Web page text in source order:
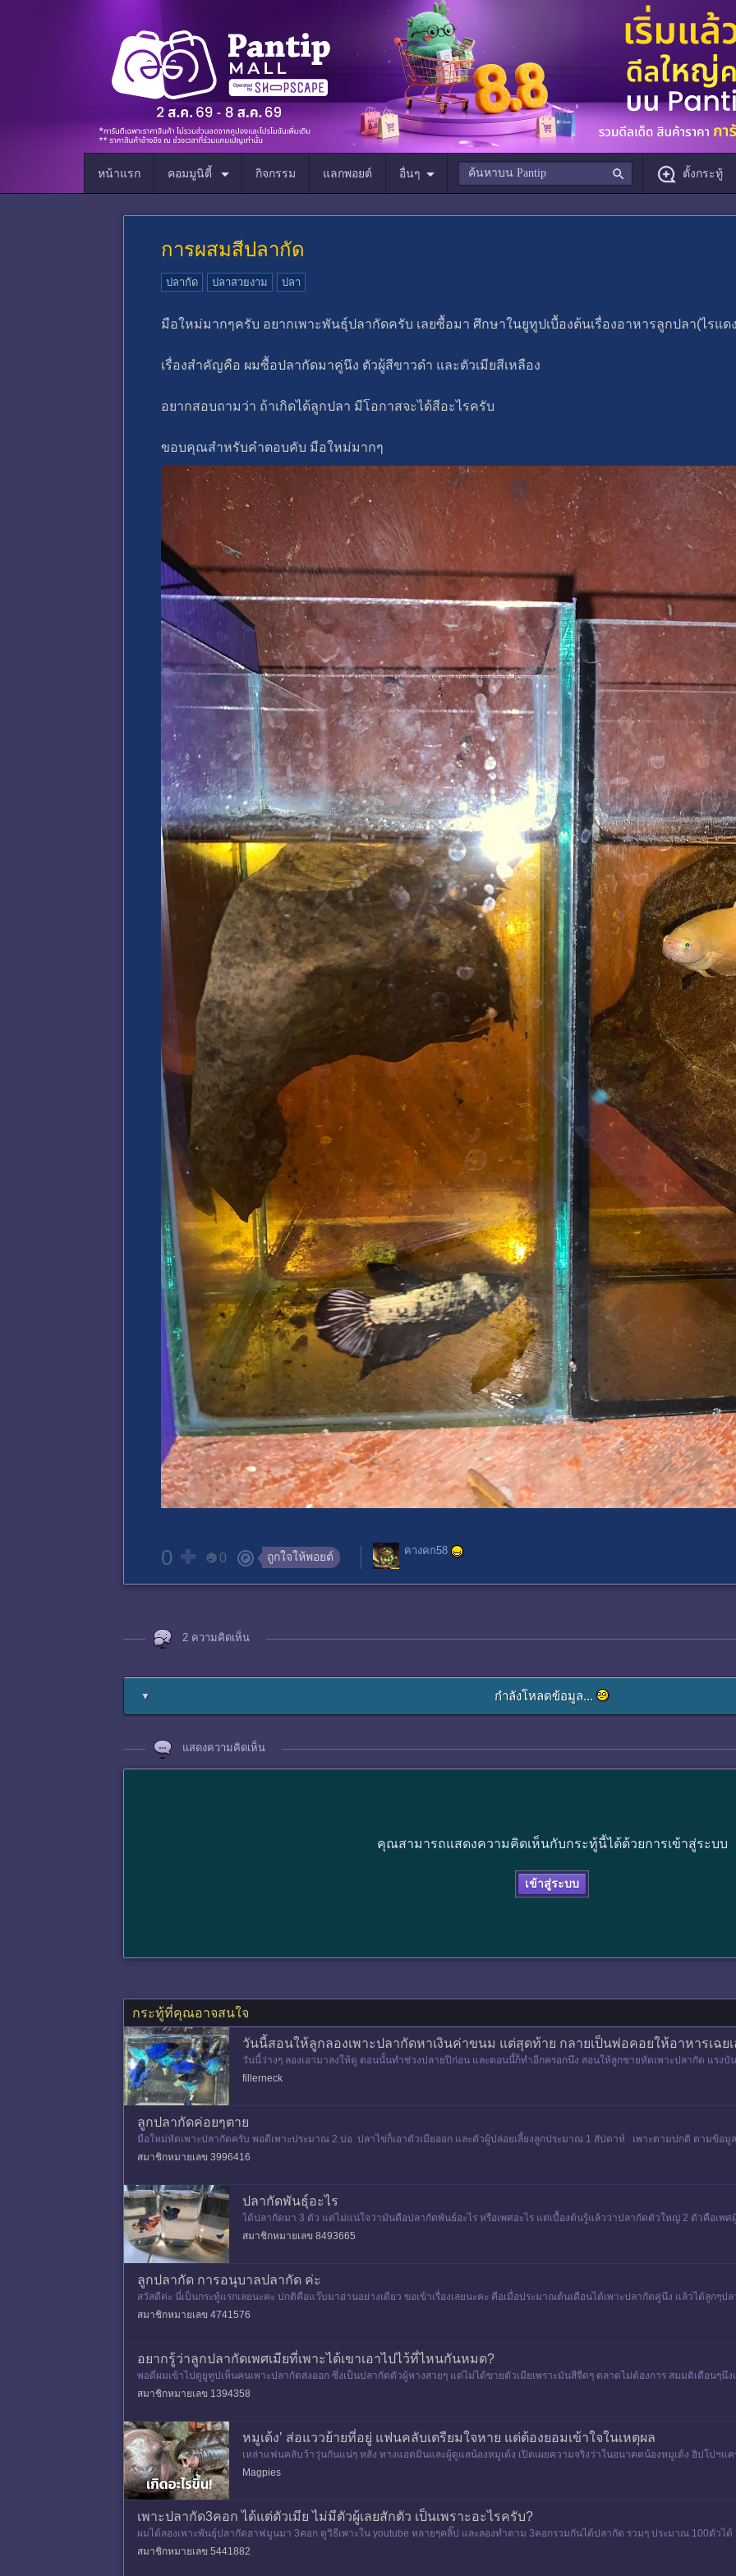
หน้าแรก คอมมูนิตี้ กิจกรรม แลกพอยต์ อื่นๆ ตั้งกระทู้
การผสมสีปลากัด
ปลากัด ปลาสวยงาม ปลา
มือใหม่มากๆครับ อยากเพาะพันธุ์ปลากัดครับ เลยซื้อมา ศึกษาในยูทูปเบื้องต้นเรื่องอาหารลูกปลา(ไรแด
เรื่องสำคัญคือ ผมซื้อปลากัดมาคู่นึง ตัวผู้สีขาวดำ และตัวเมียสีเหลือง
อยากสอบถามว่า ถ้าเกิดได้ลูกปลา มีโอกาสจะได้สีอะไรครับ
ขอบคุณสำหรับคำตอบคับ มือใหม่มากๆ
0 0 ถูกใจให้พอยต์ คางคก58
2 ความคิดเห็น
▼ กำลังโหลดข้อมูล...
แสดงความคิดเห็น
คุณสามารถแสดงความคิดเห็นกับกระทู้นี้ได้ด้วยการเข้าสู่ระบบ
เข้าสู่ระบบ
กระทู้ที่คุณอาจสนใจ
วันนี้สอนให้ลูกลองเพาะปลากัดหาเงินค่าขนม แต่สุดท้าย กลายเป็นพ่อคอยให้อาหารเฉยเ
วันนี้ว่างๆ ลองเอามาลงให้ดู ตอนนั้นทำช่วงปลายปีก่อน และตอนนี้ก็ทำอีกครอกนึง สอนให้ลูกชายหัดเพาะปลากัด แรงบั
กัด ก็เลยไปหาซื้อมาเลี้ยงดู พอเลี้ยงไปๆ มา
fillerneck
ลูกปลากัดค่อยๆตาย
มือใหม่หัดเพาะปลากัดครับ พอดีเพาะประมาณ 2 บ่อ ปลาไข่ก็เอาตัวเมียออก และตัวผู้ปล่อยเลี้ยงลูกประมาณ 1 สัปดาห์ เพาะตามปกติ ตามข้อ
สมาชิกหมายเลข 3996416
ปลากัดพันธุ์อะไร
ได้ปลากัดมา 3 ตัว แต่ไม่แน่ใจว่ามันคือปลากัดพันธ์อะไร หรือเพศอะไร แต่เบื้องต้นรู้แล้วว่าปลากัดตัวใหญ่ 2 ตัวคือเพ
สมาชิกหมายเลข 8493665
ลูกปลากัด การอนุบาลปลากัด ค่ะ
สวัสดีค่ะ นี่เป็นกระทู้แรกเลยนะคะ ปกติคือแว๊บมาอ่านอย่างเดียว ขอเข้าเรื่องเลยนะคะ คือเมื่อประมาณต้นเดือนได้เพาะปลากัดคู่นึง แล้วได้ลูกๆ
อียดการเพ
สมาชิกหมายเลข 4741576
อยากรู้ว่าลูกปลากัดเพศเมียที่เพาะได้เขาเอาไปไว้ที่ไหนกันหมด?
พอดีผมเข้าไปดูยูทูปเห็นคนเพาะปลากัดส่งออก ซึ่งเป็นปลากัดตัวผู้หางสวยๆ แต่ไม่ได้ขายตัวเมียเพราะมันสีจืดๆ ตลาดไม่ต้องการ สมมติเดือนๆนึง
00 ตัว จะ
สมาชิกหมายเลข 1394358
หมูเด้ง’ ส่อแววย้ายที่อยู่ แฟนคลับเตรียมใจหาย แต่ต้องยอมเข้าใจในเหตุผล
เหล่าแฟนคลับว้าวุ่นกันแน่ๆ หลัง ทางแอดมินและผู้ดูแลน้องหมูเด้ง เปิดเผยความจริงว่าในอนาคตน้องหมูเด้ง ฮิปโปฯแ
ยเป็นซูเปอร์สตาร์ อีกหนึ่ง Soft power ป
Magpies
เพาะปลากัด3คอก ได้แต่ตัวเมีย ไม่มีตัวผู้เลยสักตัว เป็นเพราะอะไรครับ?
ผมได้ลองเพาะพันธุ์ปลากัดฮาฟมูนมา 3คอก ดูวิธีเพาะใน youtube หลายๆคลิ๊ป และลองทำตาม 3คอกรวมกันได้ปลากัด รวมๆ ประมาณ 100ตัวไ
หตุใดได้บ้างครับ? ใคร
สมาชิกหมายเลข 5441882